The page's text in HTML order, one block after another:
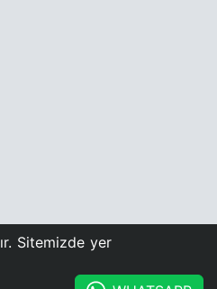
Sitemizde yer